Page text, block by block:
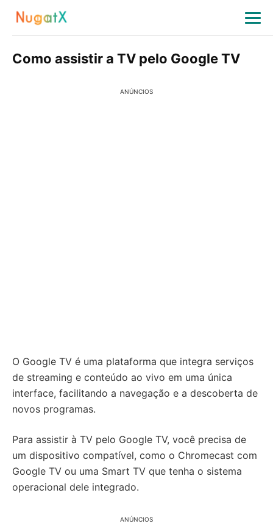
Como assistir a TV pelo Google TV
ANÚNCIOS
O Google TV é uma plataforma que integra serviços
de streaming e conteúdo ao vivo em uma única
interface, facilitando a navegação e a descoberta de
novos programas.
Para assistir à TV pelo Google TV, você precisa de
um dispositivo compatível, como o Chromecast com
Google TV ou uma Smart TV que tenha o sistema
operacional dele integrado.
ANÚNCIOS